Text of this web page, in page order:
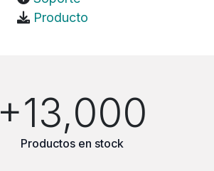
Producto
+13,000
Productos en stock